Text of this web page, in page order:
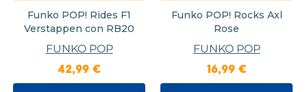
Funko POP! Rides F1
Verstappen con RB20
FUNKO POP
42,99 €
Funko POP! Rocks Axl
Rose
FUNKO POP
16,99 €